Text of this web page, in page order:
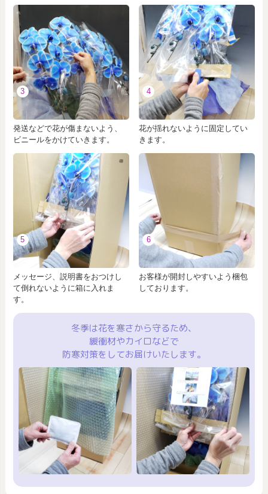
3
発送などで花が傷まないよう、
ビニールをかけていきます。
4
花が揺れないように固定してい
きます。
5
メッセージ、説明書をおつけし
て倒れないように箱に入れま
す。
6
お客様が開封しやすいよう梱包
しております。
冬季は花を寒さから守るため、
緩衝材やカイロなどで
防寒対策をしてお届けいたします。